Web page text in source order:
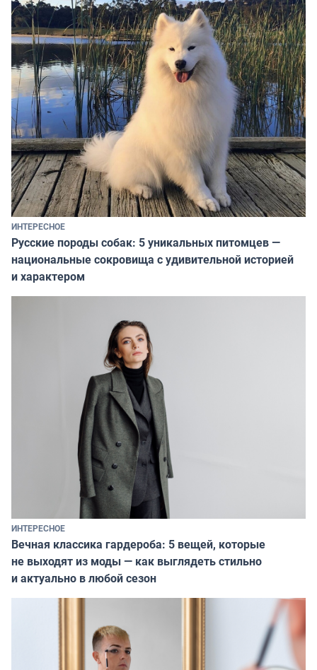
ИНТЕРЕСНОЕ
Русские породы собак: 5 уникальных питомцев —
национальные сокровища с удивительной историей
и характером
ИНТЕРЕСНОЕ
Вечная классика гардероба: 5 вещей, которые
не выходят из моды — как выглядеть стильно
и актуально в любой сезон